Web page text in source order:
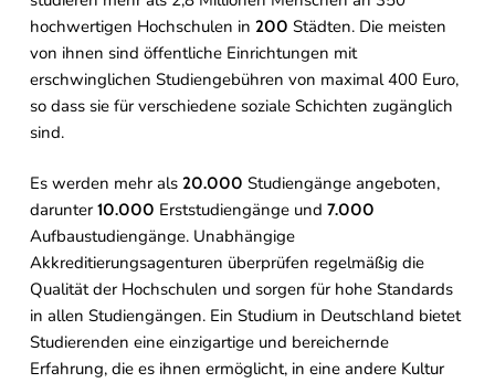
hochwertigen Hochschulen in 200 Städten. Die meisten
von ihnen sind öffentliche Einrichtungen mit
erschwinglichen Studiengebühren von maximal 400 Euro,
so dass sie für verschiedene soziale Schichten zugänglich
sind.
Es werden mehr als 20.000 Studiengänge angeboten,
darunter10.000 Erststudiengänge und 7.000
Aufbaustudiengänge. Unabhängige
Akkreditierungsagenturen überprüfen regelmäßig die
Qualität der Hochschulen und sorgen für hohe Standards
in allen Studiengängen. Ein Studium in Deutschland bietet
Studierenden eine einzigartige und bereichernde
Erfahrung, die es ihnen ermöglicht, in eine andere Kultur